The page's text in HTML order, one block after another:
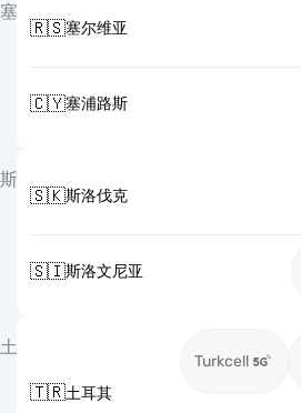
塞
🇷🇸塞尔维亚
🇨🇾塞浦路斯
斯
🇸🇰斯洛伐克
🇸🇮斯洛文尼亚
土
🇹🇷土耳其
Turkcell